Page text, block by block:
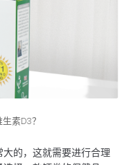
素D3？
的，这就需要进行合理